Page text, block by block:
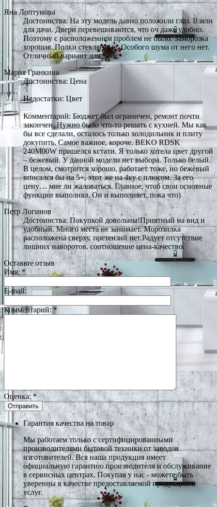
Яна Лоптунова
Достоинства: На эту модель давно положили глаз. Взяли
для дачи. Двери перевешиваются, что оч даже удобно.
Поэтому с расположением проблем не было. Заморозка
хорошая. Полки стеклянные. Особого шума от него нет.
Отличный вариант для дачи.
Мария Гранкина
Достоинства: Цена
Недостатки: Цвет
Комментарий: Бюджет был ограничен, ремонт почти
закончен. Нужно было что-то решать с кухней. Мы как
бы все сделали, осталось только холодильник и плиту
докупить. Самое важное, короче. BEKO RDSK
240M00W пришелся кстати. Я только хотела цвет другой
– бежевый. У данной модели нет выбора. Только белый.
В целом, смотрится хорошо, работает тоже, но бежевый
вписался бы на 5+, этот же на 4ку с плюсом. За его
цену… мне ли жаловаться. Главное, чтоб свои основные
функции выполнял. Он и выполняет, пока что)
Петр Логинов
Достоинства: Покупкой довольны!Приятный на вид и
удобный. Много места не занимает. Морозилка
расположена сверху, претензий нет.Радует отсутствие
лишних наворотов. соотношение цена-качество.
Оставьте отзыв
Имя:*
E-mail:
Комментарий: *
Оценка:*
Гарантия качества на товар
Мы работаем только с сертифицированными
производителями бытовой техники от заводов
изготовителей. Вся наша продукция имеет
официальную гарантию производителя и обслуживание
в сервисных центрах. Покупая у нас - можете быть
уверенны в качестве предоставляемой продукции и
услуг.